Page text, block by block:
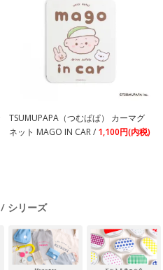
TSUMUPAPA（つむぱぱ） カーマグ
ネット MAGO IN CAR / 1,100円(内税)
/ シリーズ